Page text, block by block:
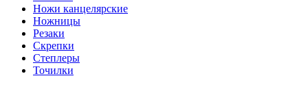
Ножи канцелярские
Ножницы
Резаки
Скрепки
Степлеры
Точилки